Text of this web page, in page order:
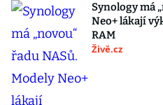
Synology má
Neo+ lákají
RAM
Živě.cz